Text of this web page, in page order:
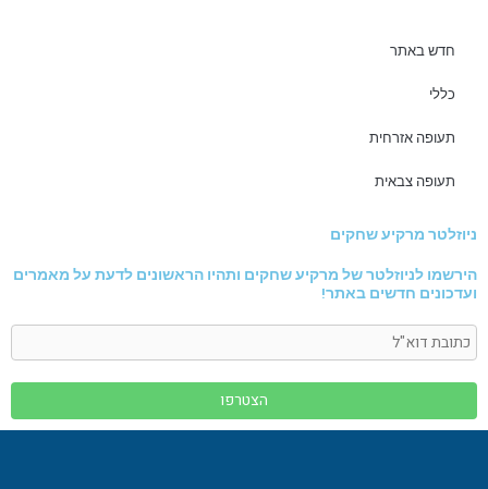
חדש באתר
כללי
תעופה אזרחית
תעופה צבאית
ניוזלטר מרקיע שחקים
הירשמו לניוזלטר של מרקיע שחקים ותהיו הראשונים לדעת על מאמרים
ועדכונים חדשים באתר!